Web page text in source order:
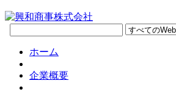
ホーム
企業概要